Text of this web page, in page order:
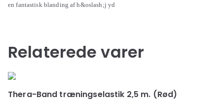
en fantastisk blanding af h&oslash;j yd
Relaterede varer
Thera-Band træningselastik 2,5 m. (Rød)